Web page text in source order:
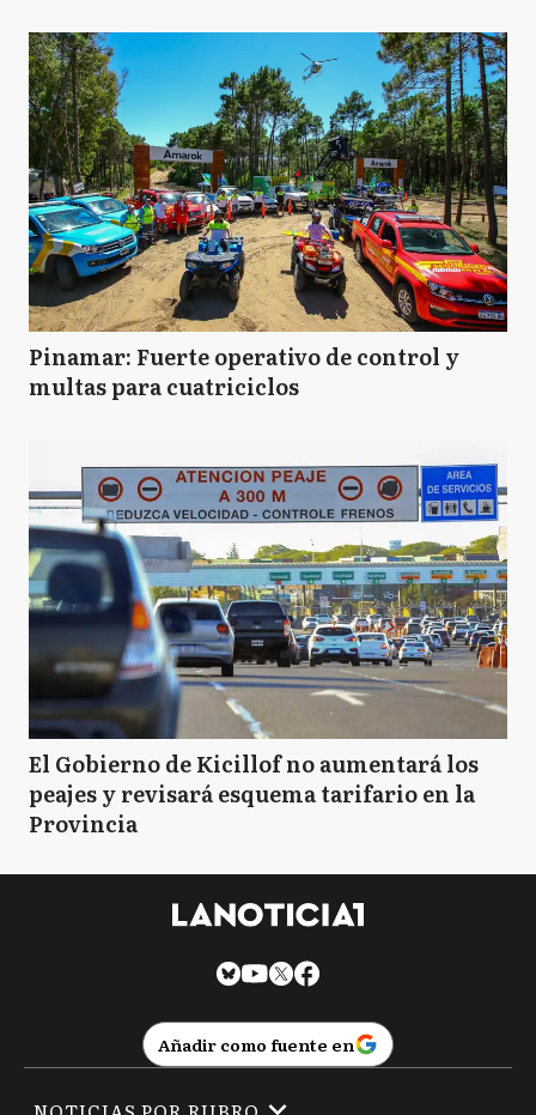
Pinamar: Fuerte operativo de control y
multas para cuatriciclos
El Gobierno de Kicillof no aumentará los
peajes y revisará esquema tarifario en la
Provincia
Añadir como fuente en